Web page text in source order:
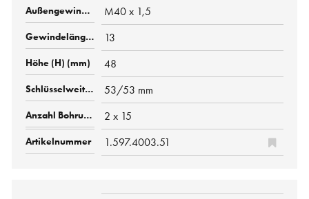
M40 x 1,5
13
48
53/53 mm
2 x 15
1.597.4003.51